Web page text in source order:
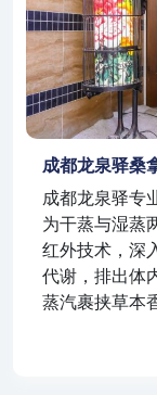
成都龙泉驿桑
成都龙泉驿专
为干蒸与湿蒸
红外技术，深
代谢，排出体
蒸汽裹挟草本